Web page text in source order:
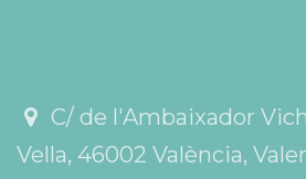
C/ de l'Ambaixador
Vella, 46002 València,